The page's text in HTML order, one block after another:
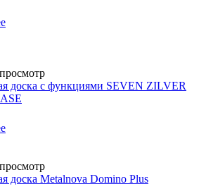
доска с функциями SEVEN ZILVER
доска Metalnova Domino Plus